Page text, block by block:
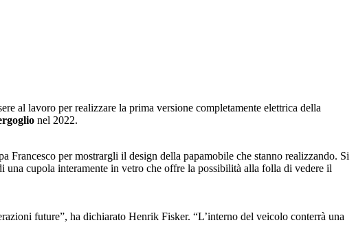
al lavoro per realizzare la prima versione completamente elettrica della
nel 2022.
Francesco per mostrargli il design della papamobile che stanno realizzando. Si
cupola interamente in vetro che offre la possibilità alla folla di vedere il
future”, ha dichiarato Henrik Fisker. “L’interno del veicolo conterrà una